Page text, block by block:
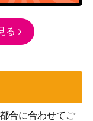
る
合に合わせてご